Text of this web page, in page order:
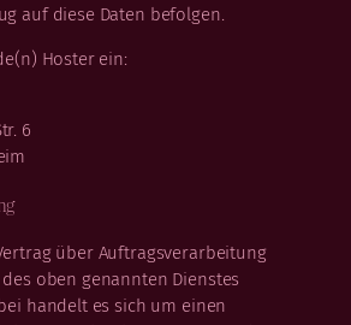
auf diese Daten befolgen.
Hoster ein:
6
über Auftragsverarbeitung
des oben genannten Dienstes
handelt es sich um einen